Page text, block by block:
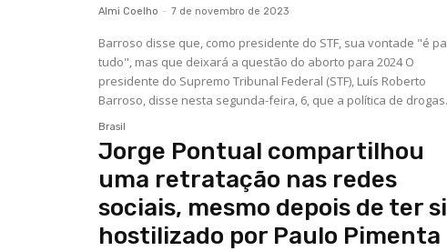
Almi Coelho - 7 de novembro de 2023
Barroso disse que, como presidente do STF, sua vontade "é
tudo", mas que deixará a questão do aborto para 2024 O
presidente do Supremo Tribunal Federal (STF), Luís Roberto
Barroso, disse nesta segunda-feira, 6, que a política de
Brasil
Jorge Pontual compartilhou
uma retratação nas redes
sociais, mesmo depois de ter
hostilizado por Paulo Pimenta